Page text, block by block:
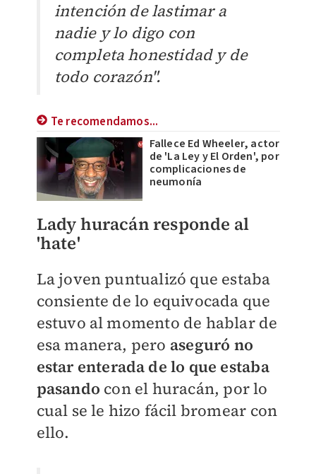
intención de lastimar a
nadie y lo digo con
completa honestidad y de
todo corazón".
Te recomendamos...
Fallece Ed Wheeler, actor
de 'La Ley y El Orden', por
complicaciones de
neumonía
Lady huracán responde al
'hate'
La joven puntualizó que estaba
consiente de lo equivocada que
estuvo al momento de hablar de
esa manera, pero aseguró no
estar enterada de lo que estaba
pasando con el huracán, por lo
cual se le hizo fácil bromear con
ello.